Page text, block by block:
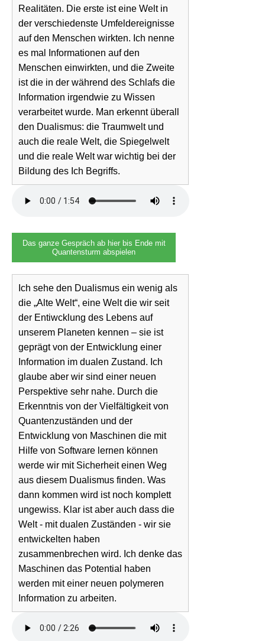
Realitäten. Die erste ist eine Welt in
der verschiedenste Umfeldereignisse
auf den Menschen wirkten. Ich nenne
es mal Informationen auf den
Menschen einwirkten, und die Zweite
ist die in der während des Schlafs die
Information irgendwie zu Wissen
verarbeitet wurde. Man erkennt überall
den Dualismus: die Traumwelt und
auch die reale Welt, die Spiegelwelt
und die reale Welt war wichtig bei der
Bildung des Ich Begriffs.
Das ganze Gespräch ab hier bis Ende mit
Quantensturm abspielen
Ich sehe den Dualismus ein wenig als
die „Alte Welt“, eine Welt die wir seit
der Entiwcklung des Lebens auf
unserem Planeten kennen – sie ist
geprägt von der Entwicklung einer
Information im dualen Zustand. Ich
glaube aber wir sind einer neuen
Perspektive sehr nahe. Durch die
Erkenntnis von der Vielfältigkeit von
Quantenzuständen und der
Entwicklung von Maschinen die mit
Hilfe von Software lernen können
werde wir mit Sicherheit einen Weg
aus diesem Dualismus finden. Was
dann kommen wird ist noch komplett
ungewiss. Klar ist aber auch dass die
Welt - mit dualen Zuständen - wir sie
entwickelten haben
zusammenbrechen wird. Ich denke das
Maschinen das Potential haben
werden mit einer neuen polymeren
Information zu arbeiten.